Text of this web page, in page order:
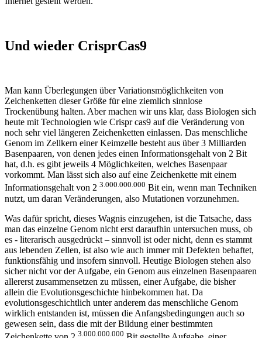
Und wieder CrisprCas9
Man kann Überlegungen über Variationsmöglichkeiten von
Zeichenketten dieser Größe für eine ziemlich sinnlose
Trockenübung halten. Aber machen wir uns klar, dass Biologen sich
heute mit Technologien wie Crispr cas9 auf die Veränderung von
noch sehr viel längeren Zeichenketten einlassen. Das menschliche
Genom im Zellkern einer Keimzelle besteht aus über 3 Milliarden
Basenpaaren, von denen jedes einen Informationsgehalt von 2 Bit
hat, d.h. es gibt jeweils 4 Möglichkeiten, welches Basenpaar
vorkommt. Man lässt sich also auf eine Zeichenkette mit einem
Informationsgehalt von 2 3.000.000.000 Bit ein, wenn man Techniken
nutzt, um daran Veränderungen, also Mutationen vorzunehmen.
Was dafür spricht, dieses Wagnis einzugehen, ist die Tatsache, dass
man das einzelne Genom nicht erst daraufhin untersuchen muss, ob
es - literarisch ausgedrückt – sinnvoll ist oder nicht, denn es stammt
aus lebenden Zellen, ist also wie auch immer mit Defekten behaftet,
funktionsfähig und insofern sinnvoll. Heutige Biologen stehen also
sicher nicht vor der Aufgabe, ein Genom aus einzelnen Basenpaaren
allererst zusammensetzen zu müssen, einer Aufgabe, die bisher
allein die Evolutionsgeschichte hinbekommen hat. Da
evolutionsgeschichtlich unter anderem das menschliche Genom
wirklich entstanden ist, müssen die Anfangsbedingungen auch so
gewesen sein, dass die mit der Bildung einer bestimmten
3.000.000.000